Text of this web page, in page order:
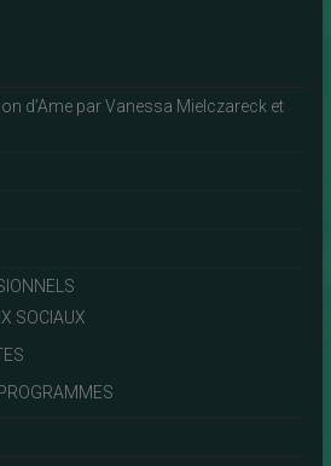
d’Ame par Vanessa Mielczareck et
SOCIAUX